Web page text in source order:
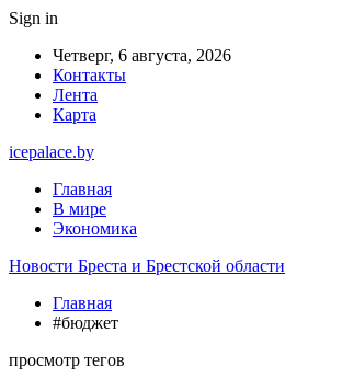
Sign in
Четверг, 6 августа, 2026
Контакты
Лента
Карта
icepalace.by
Главная
В мире
Экономика
Новости Бреста и Брестской области
Главная
#бюджет
просмотр тегов